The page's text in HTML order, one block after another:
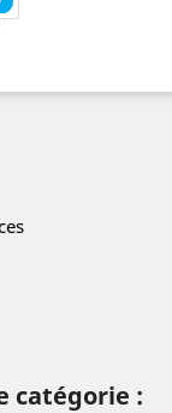
catégorie :